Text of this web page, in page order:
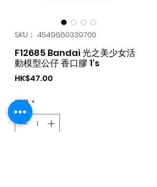
SKU： 4549660339700
F12685 Bandai 光之美少女活
動模型公仔 香口膠 1's
HK$47.00
数量*